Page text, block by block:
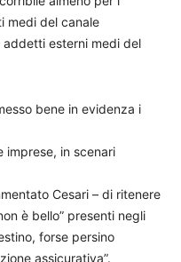
medi del canale
esterni medi del
bene in evidenza i
imprese, in scenari
Cesari – di ritenere
è bello” presenti negli
forse persino
assicurativa”.